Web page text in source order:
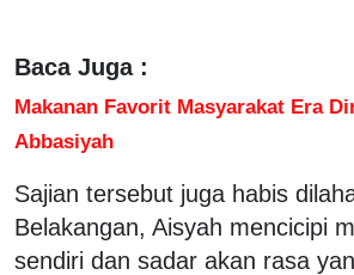
Baca Juga :
Makanan Favorit Masyarakat Era
Abbasiyah
Sajian tersebut juga habis
Belakangan, Aisyah mencicipi
sendiri dan sadar akan rasa